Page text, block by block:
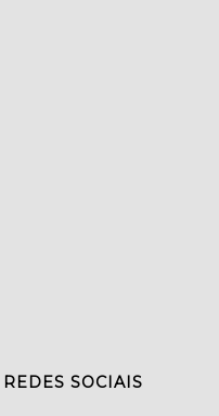
SOCIAIS